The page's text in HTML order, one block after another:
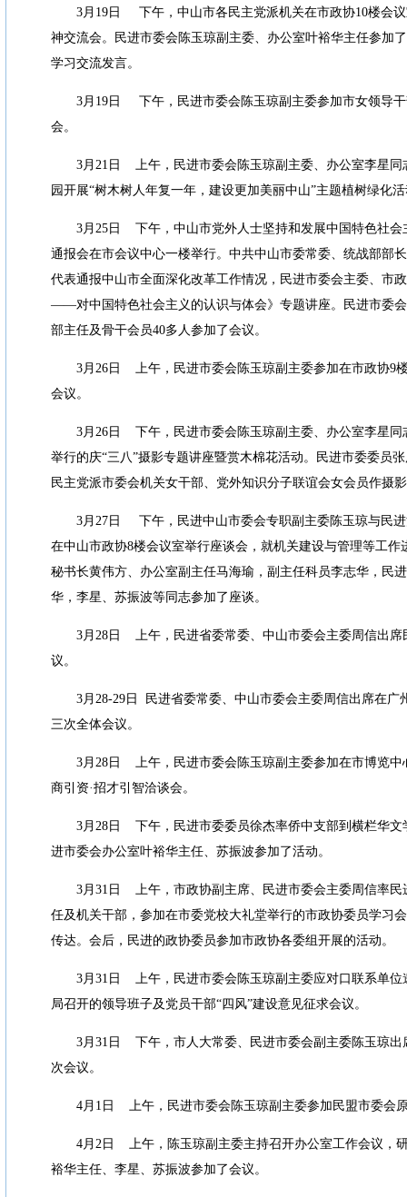
3月 19日 下午，中山市各民主党派机关在市政协10楼会
神交流会。民进市委会陈玉琼副主委、办公室叶裕华主任参加
学习交流发言。
3月 19日
下午，民进市委会陈玉琼副主委参加市女领导
会。
3月 21 日
上午，民进市委会陈玉琼副主委、办公室李星
园开展“树木树人年复一年，建设更加美丽中山”主题植树绿化
3月 25日
下午，中山市党外人士坚持和发展中国特色社
通报会在市会议中心一楼举行。中共中山市委常委、统战部部
代表通报中山市全面深化改革工作情况，民进市委会主委、市
——对中国特色社会主义的认识与体会》专题讲座。民进市委
部主任及骨干会员40多人参加了会议。
3月 26日 上午，民进市委会陈玉琼副主委参加在市政协9
会议。
3月 26日
下午，民进市委会陈玉琼副主委、办公室李星
举行的庆“三八”摄影专题讲座暨赏木棉花活动。民进市委委员
民主党派市委会机关女干部、党外知识分子联谊会女会员作摄
3月 27日
下午，民进中山市委会专职副主委陈玉琼与民
在中山市政协8楼会议室举行座谈会，就机关建设与管理等工作
秘书长黄伟方、办公室副主任马海瑜，副主任科员李志华，民
华，李星、苏振波等同志参加了座谈。
3月 28日
上午，民进省委常委、中山市委会主委周信出
议。
3月 28-29日
民进省委常委、中山市委会主委周信出席在广
三次全体会议。
3月 28日
上午，民进市委会陈玉琼副主委参加在市博览中
商引资·招才引智洽谈会。
3月 28日
下午，民进市委委员徐杰率侨中支部到横栏华
进市委会办公室叶裕华主任、苏振波参加了活动。
3月 31 日
上午，市政协副主席、民进市委会主委周信率
任及机关干部，参加在市委党校大礼堂举行的市政协委员学习
传达。会后，民进的政协委员参加市政协各委组开展的活动。
3月 31 日
上午，民进市委会陈玉琼副主委应对口联系单
局召开的领导班子及党员干部“四风”建设意见征求会议。
3月 31 日
下午，市人大常委、民进市委会副主委陈玉琼
次会议。
4月 1 日 上午，民进市委会陈玉琼副主委参加民盟市委会
4月 2日
上午，陈玉琼副主委主持召开办公室工作会议，
裕华主任、李星、苏振波参加了会议。